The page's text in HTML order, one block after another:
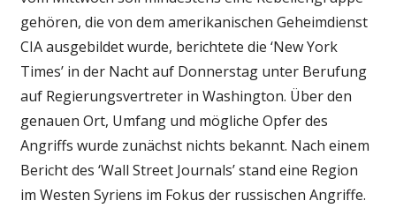
gehören, die von dem amerikanischen Geheimdienst
CIA ausgebildet wurde, berichtete die ‘New York
Times’ in der Nacht auf Donnerstag unter Berufung
auf Regierungsvertreter in Washington. Über den
genauen Ort, Umfang und mögliche Opfer des
Angriffs wurde zunächst nichts bekannt. Nach einem
Bericht des ‘Wall Street Journals’ stand eine Region
im Westen Syriens im Fokus der russischen Angriffe.